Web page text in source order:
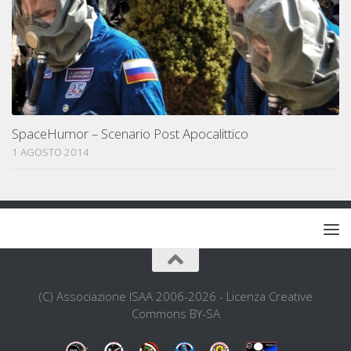
SpaceHumor – Scenario Post Apocalittico
1 AGOSTO 2014
(C) Associazione ISAA 2006-2026 - Licenza Creative
Commons BY-SA